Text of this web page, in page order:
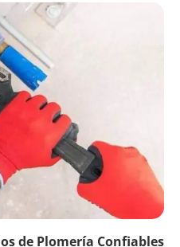
de Plomería Confiables